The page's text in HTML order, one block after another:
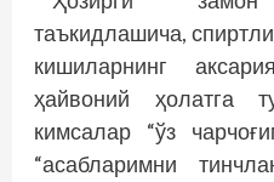
таъкидлашича,
кишиларнинг
ҳайвоний ҳолатга
кимсалар “ўз
“асабларимни